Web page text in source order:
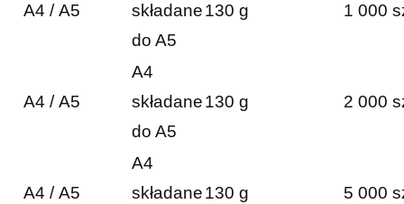
A4 / A5
składane
do A5
130 g 1 000
A4 / A5
A4
składane
do A5
130 g 2 000
A4 / A5
A4
składane130 g 5 000